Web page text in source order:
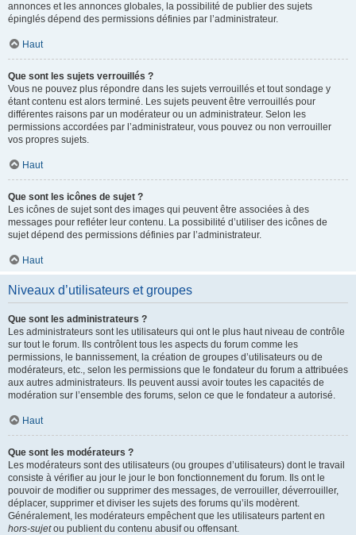
annonces et les annonces globales, la possibilité de publier des sujets
épinglés dépend des permissions définies par l’administrateur.
Haut
Que sont les sujets verrouillés ?
Vous ne pouvez plus répondre dans les sujets verrouillés et tout sondage y
étant contenu est alors terminé. Les sujets peuvent être verrouillés pour
différentes raisons par un modérateur ou un administrateur. Selon les
permissions accordées par l’administrateur, vous pouvez ou non verrouiller
vos propres sujets.
Haut
Que sont les icônes de sujet ?
Les icônes de sujet sont des images qui peuvent être associées à des
messages pour refléter leur contenu. La possibilité d’utiliser des icônes de
sujet dépend des permissions définies par l’administrateur.
Haut
Niveaux d’utilisateurs et groupes
Que sont les administrateurs ?
Les administrateurs sont les utilisateurs qui ont le plus haut niveau de contrôle
sur tout le forum. Ils contrôlent tous les aspects du forum comme les
permissions, le bannissement, la création de groupes d’utilisateurs ou de
modérateurs, etc., selon les permissions que le fondateur du forum a attribuées
aux autres administrateurs. Ils peuvent aussi avoir toutes les capacités de
modération sur l’ensemble des forums, selon ce que le fondateur a autorisé.
Haut
Que sont les modérateurs ?
Les modérateurs sont des utilisateurs (ou groupes d’utilisateurs) dont le travail
consiste à vérifier au jour le jour le bon fonctionnement du forum. Ils ont le
pouvoir de modifier ou supprimer des messages, de verrouiller, déverrouiller,
déplacer, supprimer et diviser les sujets des forums qu’ils modèrent.
Généralement, les modérateurs empêchent que les utilisateurs partent en
hors-sujetou publient du contenu abusif ou offensant.